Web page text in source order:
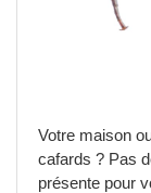
Votre maison
cafards ? Pas
présente pour